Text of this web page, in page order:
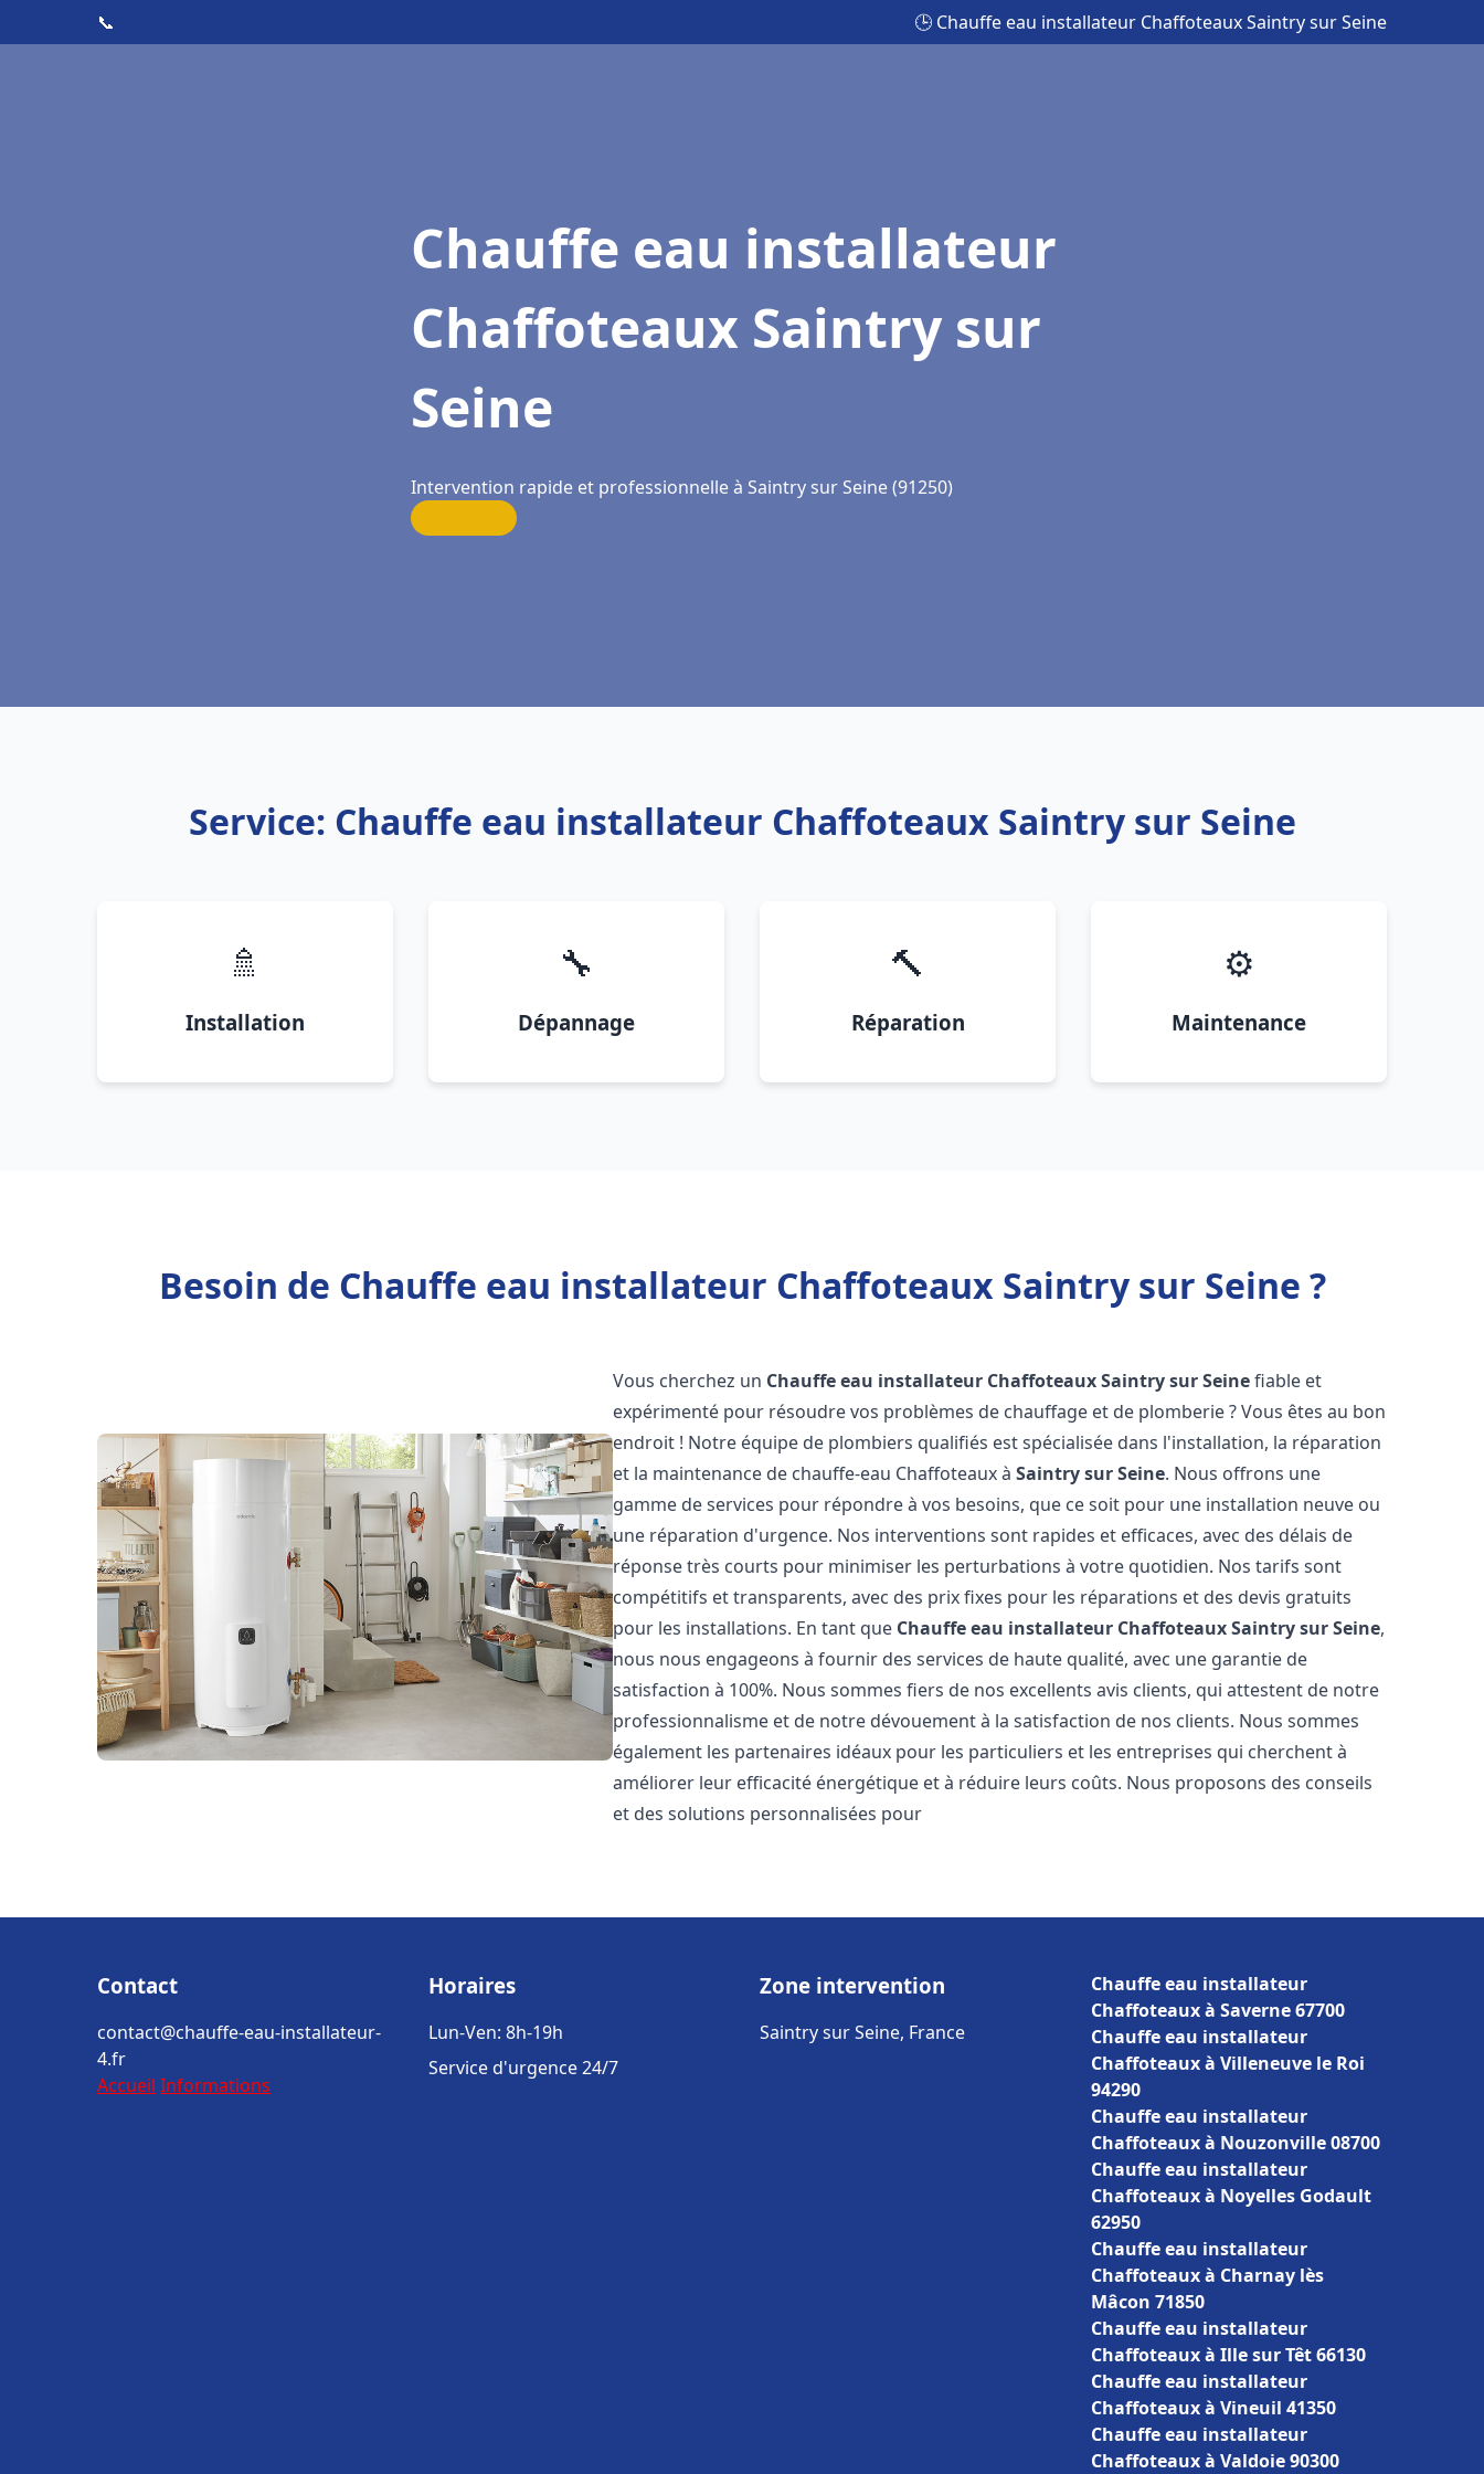
📞 🕒 Chauffe eau installateur Chaffoteaux Saintry sur Seine
Chauffe eau installateur
Chaffoteaux Saintry sur
Seine
Intervention rapide et professionnelle à Saintry sur Seine (91250)
Service: Chauffe eau installateur Chaffoteaux Saintry sur Seine
🚿
Installation
🔧
Dépannage
🔨
Réparation
⚙️
Maintenance
Besoin de Chauffe eau installateur Chaffoteaux Saintry sur Seine ?
Vous cherchez un Chauffe eau installateur ChaffoteauxSaintry sur Seinefiable et
expérimenté pour résoudre vos problèmes de chauffage et de plomberie ? Vous êtes au bon
endroit ! Notre équipe de plombiers qualifiés est spécialisée dans l'installation, la réparation
et la maintenance de chauffe-eau Chaffoteaux àSaintry sur Seine. Nous offrons une
gamme de services pour répondre à vos besoins, que ce soit pour une installation neuve ou
une réparation d'urgence. Nos interventions sont rapides et efficaces, avec des délais de
réponse très courts pour minimiser les perturbations à votre quotidien. Nos tarifs sont
compétitifs et transparents, avec des prix fixes pour les réparations et des devis gratuits
pour les installations. En tant que Chauffe eau installateur ChaffoteauxSaintry sur Seine,
nous nous engageons à fournir des services de haute qualité, avec une garantie de
satisfaction à 100%. Nous sommes fiers de nos excellents avis clients, qui attestent de notre
professionnalisme et de notre dévouement à la satisfaction de nos clients. Nous sommes
également les partenaires idéaux pour les particuliers et les entreprises qui cherchent à
améliorer leur efficacité énergétique et à réduire leurs coûts. Nous proposons des conseils
et des solutions personnalisées pour
Contact
contact@chauffe-eau-installateur-
4.fr
Accueil Informations
Horaires
Lun-Ven: 8h-19h
Service d'urgence 24/7
Zone intervention
Saintry sur Seine, France
Chauffe eau installateur
Chaffoteaux à Saverne 67700
Chauffe eau installateur
Chaffoteaux à Villeneuve le Roi
94290
Chauffe eau installateur
Chaffoteaux à Nouzonville 08700
Chauffe eau installateur
Chaffoteaux à Noyelles Godault
62950
Chauffe eau installateur
Chaffoteaux à Charnay lès
Mâcon 71850
Chauffe eau installateur
Chaffoteaux à Ille sur Têt 66130
Chauffe eau installateur
Chaffoteaux à Vineuil 41350
Chauffe eau installateur
Chaffoteaux à Valdoie 90300